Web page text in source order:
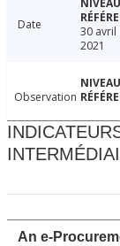
Date
30 avril
2021
Observation
An e-